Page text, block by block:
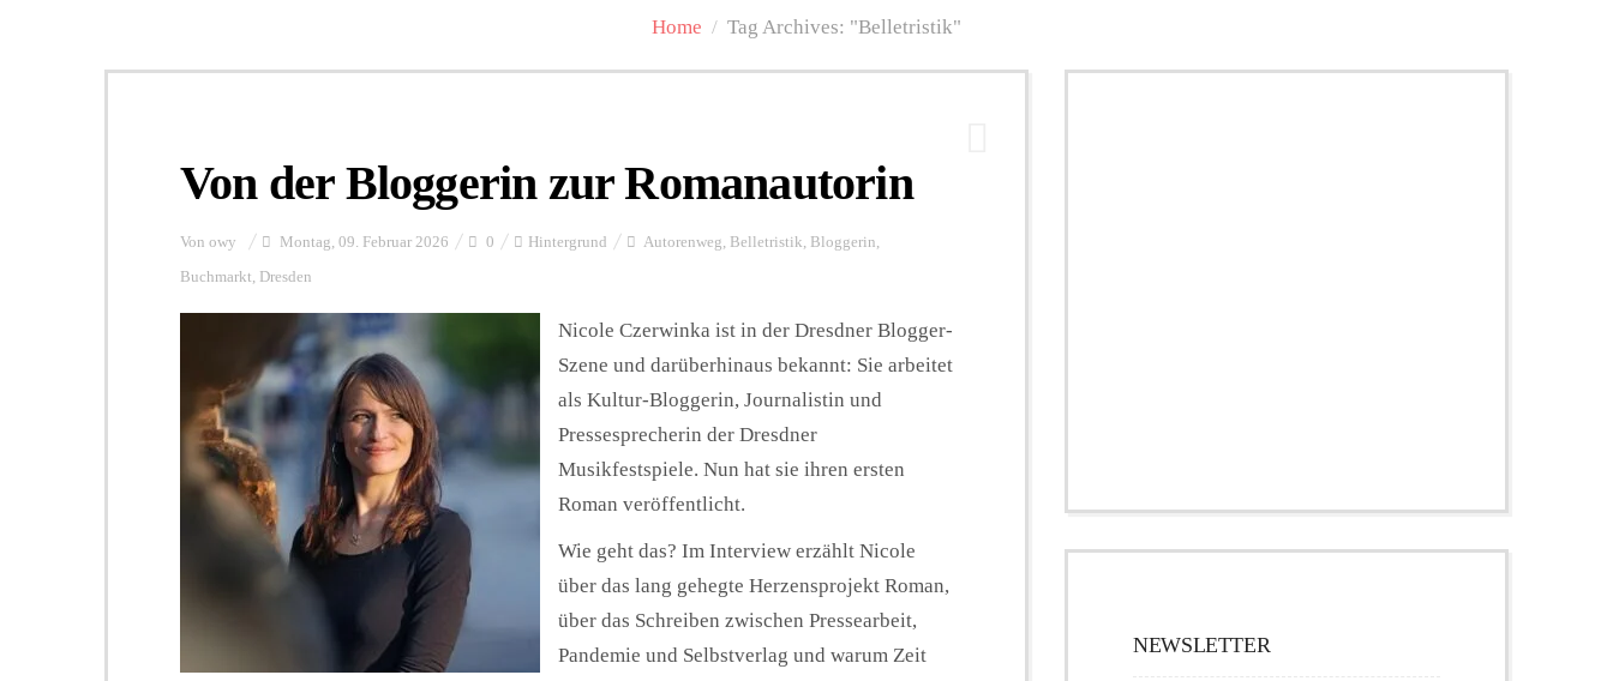
Home / Tag Archives: "Belletristik"
Von der Bloggerin zur Romanautorin
Von owy Montag, 09. Februar 2026 0 Hintergrund Autorenweg, Belletristik, Bloggerin,
Buchmarkt, Dresden
Nicole Czerwinka ist in der Dresdner Blogger-
Szene und darüberhinaus bekannt: Sie arbeitet
als Kultur-Bloggerin, Journalistin und
Pressesprecherin der Dresdner
Musikfestspiele. Nun hat sie ihren ersten
Roman veröffentlicht.
Wie geht das? Im Interview erzählt Nicole
über das lang gehegte Herzensprojekt Roman,
über das Schreiben zwischen Pressearbeit,
Pandemie und Selbstverlag und warum Zeit
NEWSLETTER